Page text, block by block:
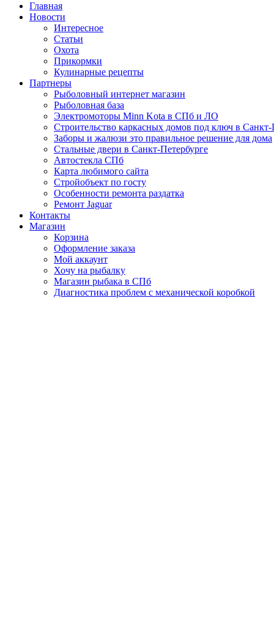
Главная
Новости
Интересное
Статьи
Охота
Прикормки
Кулинарные рецепты
Партнеры
Рыболовный интернет магазин
Рыболовная база
Электромоторы Minn Kota в СПб и ЛО
Строительство каркасных домов под ключ в Санкт-
Заборы и жалюзи это правильное решение для дома
Стальные двери в Санкт-Петербурге
Автостекла СПб
Карта любимого сайта
Стройобъект по госту
Особенности ремонта раздатка
Ремонт Jaguar
Контакты
Магазин
Корзина
Оформление заказа
Мой аккаунт
Хочу на рыбалку
Магазин рыбака в СПб
Диагностика проблем с механической коробкой